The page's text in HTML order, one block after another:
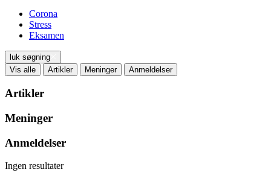
Corona
Stress
Eksamen
luk søgning
Vis alle
Artikler Meninger Anmeldelser
Artikler
Meninger
Anmeldelser
Ingen resultater